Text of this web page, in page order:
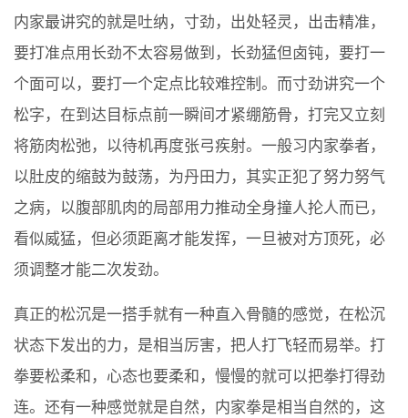
内家最讲究的就是吐纳，寸劲，出处轻灵，出击精准，
要打准点用长劲不太容易做到，长劲猛但卤钝，要打一
个面可以，要打一个定点比较难控制。而寸劲讲究一个
松字，在到达目标点前一瞬间才紧绷筋骨，打完又立刻
将筋肉松弛，以待机再度张弓疾射。一般习内家拳者，
以肚皮的缩鼓为鼓荡，为丹田力，其实正犯了努力努气
之病，以腹部肌肉的局部用力推动全身撞人抡人而已，
看似威猛，但必须距离才能发挥，一旦被对方顶死，必
须调整才能二次发劲。
真正的松沉是一搭手就有一种直入骨髓的感觉，在松沉
状态下发出的力，是相当厉害，把人打飞轻而易举。打
拳要松柔和，心态也要柔和，慢慢的就可以把拳打得劲
连。还有一种感觉就是自然，内家拳是相当自然的，这